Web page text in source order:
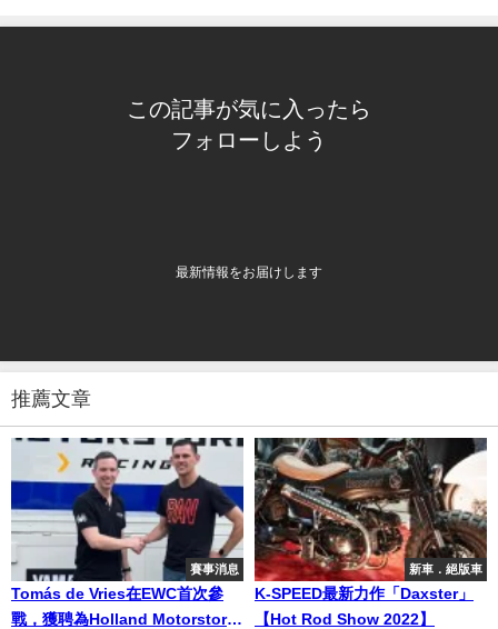
この記事が気に入ったら
フォローしよう
最新情報をお届けします
推薦文章
賽事消息
Tomás de Vries在EWC首次參
戰，獲聘為Holland Motorstore
新車．絕版車
K-SPEED最新力作「Daxster」
【Hot Rod Show 2022】